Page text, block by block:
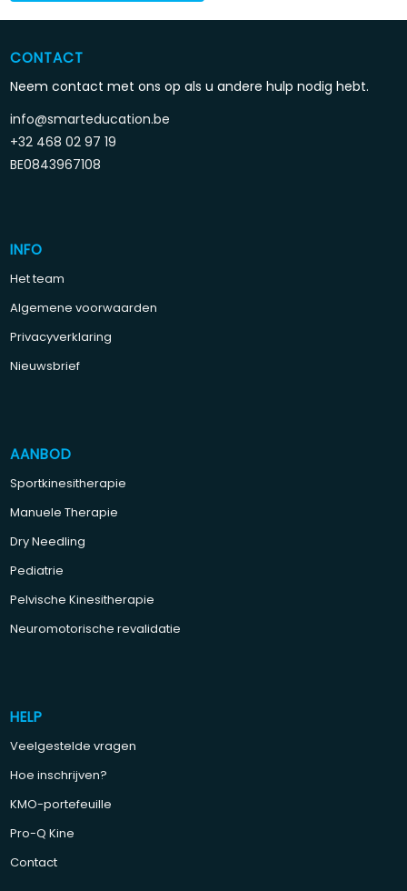
CONTACT
Neem contact met ons op als u andere hulp nodig hebt.
info@smarteducation.be
+32 468 02 97 19
BE0843967108
INFO
Het team
Algemene voorwaarden
Privacyverklaring
Nieuwsbrief
AANBOD
Sportkinesitherapie
Manuele Therapie
Dry Needling
Pediatrie
Pelvische Kinesitherapie
Neuromotorische revalidatie
HELP
Veelgestelde vragen
Hoe inschrijven?
KMO-portefeuille
Pro-Q Kine
Contact